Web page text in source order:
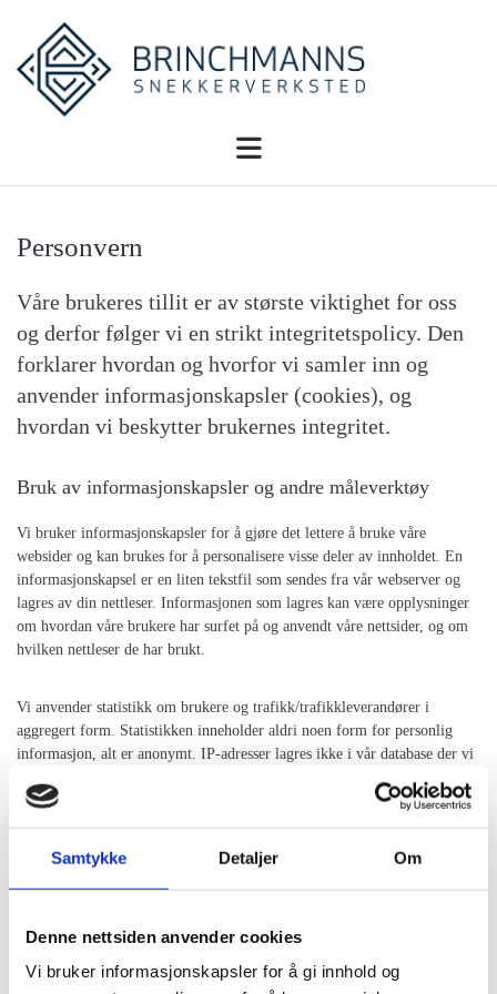
Samtykke Detaljer Om
Denne nettsiden anvender cookies
Vi bruker informasjonskapsler for å gi innhold og
Personvern
Våre brukeres tillit er av største viktighet for oss
og derfor følger vi en strikt integritetspolicy. Den
forklarer hvordan og hvorfor vi samler inn og
anvender informasjonskapsler (cookies), og
hvordan vi beskytter brukernes integritet.
Bruk av informasjonskapsler og andre måleverktøy
Vi bruker informasjonskapsler for å gjøre det lettere å bruke våre
websider og kan brukes for å personalisere visse deler av innholdet. En
informasjonskapsel er en liten tekstfil som sendes fra vår webserver og
lagres av din nettleser. Informasjonen som lagres kan være opplysninger
om hvordan våre brukere har surfet på og anvendt våre nettsider, og om
hvilken nettleser de har brukt.
Vi anvender statistikk om brukere og trafikk/trafikkleverandører i
aggregert form. Statistikken inneholder aldri noen form for personlig
informasjon, alt er anonymt. IP-adresser lagres ikke i vår database der vi
lagrer atferd på nettstedet, derfor kan informasjon om deg som bruker
aldri kobles sammen med din identitet. Din IP-adresse lagres av
sikkerhetsmessige årsaker bare i de tilfeller du selv aktivt registrerer deg
på nettstedet.
anvendes.